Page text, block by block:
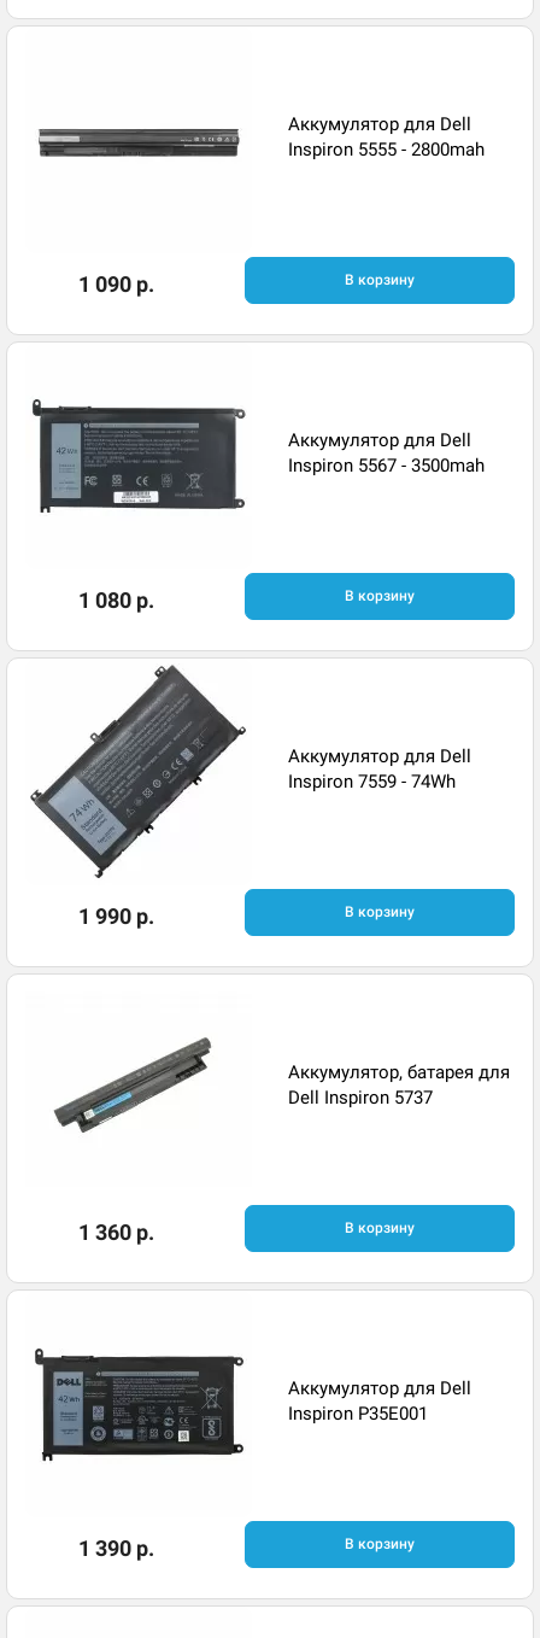
Аккумулятор для Dell
Inspiron 5555 - 2800mah
1 090 р. В корзину
Аккумулятор для Dell
Inspiron 5567 - 3500mah
1 080 р. В корзину
Аккумулятор для Dell
Inspiron 7559 - 74Wh
1 990 р. В корзину
Аккумулятор, батарея для
Dell Inspiron 5737
1 360 р. В корзину
Аккумулятор для Dell
Inspiron P35E001
1 390 р. В корзину